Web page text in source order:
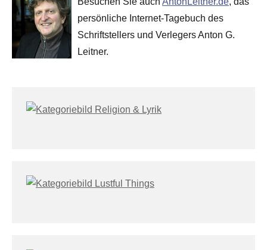
persönliche Internet-Tagebuch des
Schriftstellers und Verlegers Anton G.
Leitner.